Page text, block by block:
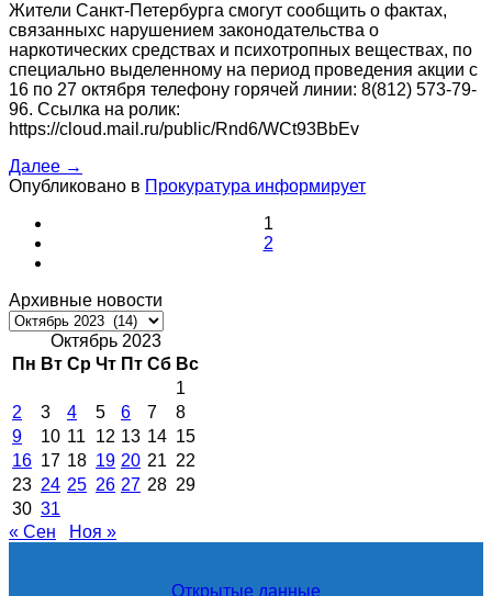
Жители Санкт-Петербурга смогут сообщить о фактах,
связанныхс нарушением законодательства о
наркотических средствах и психотропных веществах, по
специально выделенному на период проведения акции с
16 по 27 октября телефону горячей линии: 8(812) 573-79-
96. Ссылка на ролик:
https://cloud.mail.ru/public/Rnd6/WCt93BbEv
Далее →
Опубликовано в Прокуратура информирует
1
2
Архивные новости
Архивные
новостиОктябрь 2023
Пн Вт Ср Чт Пт Сб Вс
1
2
3 4 5 6 7
8
9
10 11 12 13 14 15
16 17 18 19 20 21 22
23 24 25 26 27 28 29
30 31
« Сен
Ноя »
Открытые данные